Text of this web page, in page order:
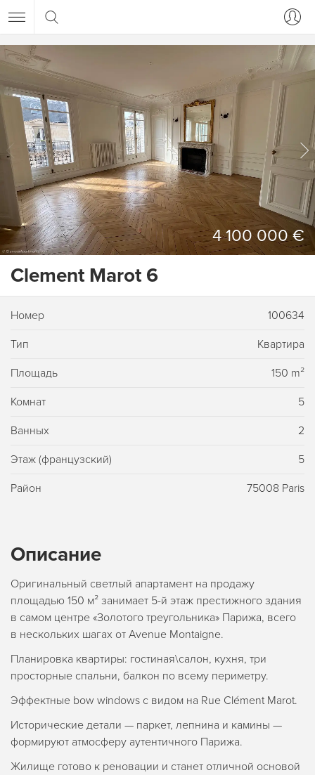
4 100 000 €
Clement Marot 6
Номер 100634
Тип Квартира
Площадь 150 m²
Комнат 5
Ванных 2
Этаж (французский) 5
Район 75008 Paris
Описание
Оригинальный светлый апартамент на продажу
площадью 150 м² занимает 5-й этаж престижного здания
в самом центре «Золотого треугольника» Парижа, всего
в нескольких шагах от Avenue Montaigne.
Планировка квартиры: гостиная\салон, кухня, три
просторные спальни, балкон по всему периметру.
Эффектные bow windows с видом на Rue Clément Marot.
Исторические детали — паркет, лепнина и камины —
формируют атмосферу аутентичного Парижа.
Жилище готово к реновации и станет отличной основой